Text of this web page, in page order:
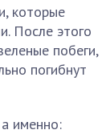
которые
После этого
побеги,
погибнут
именно: